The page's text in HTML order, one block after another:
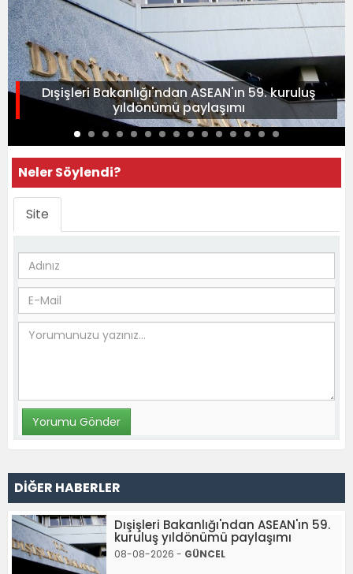
Dışişleri Bakanlığı'ndan ASEAN'ın 59. kuruluş
yıldönümü paylaşımı
Neler Söylendi?
Site
DİĞER HABERLER
Dışişleri Bakanlığı'ndan ASEAN'ın 59.
kuruluş yıldönümü paylaşımı
08-08-2026 - GÜNCEL